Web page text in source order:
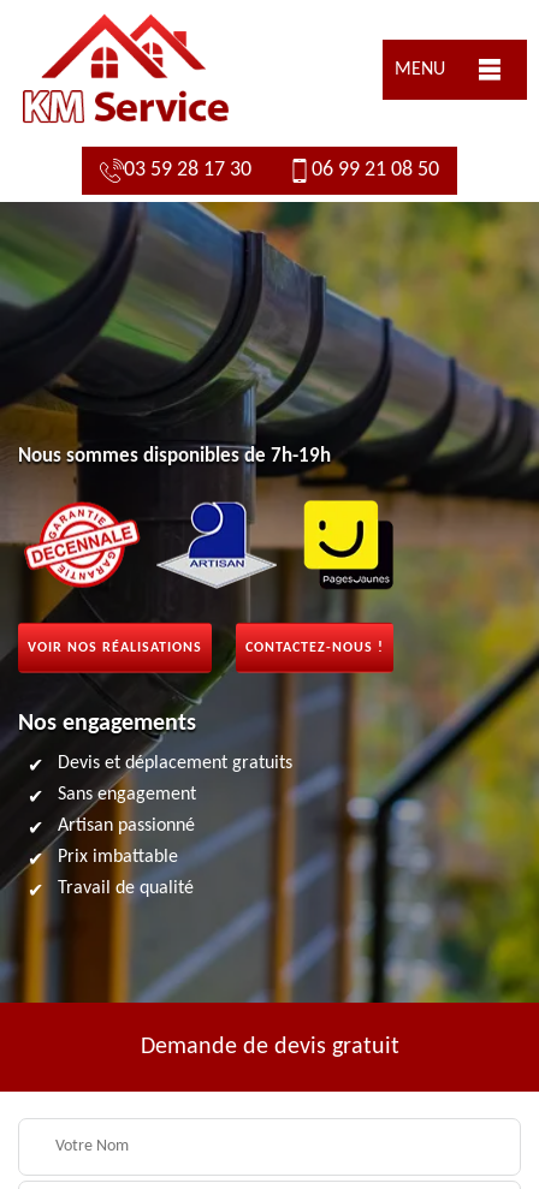
MENU
03 59 28 17 30 06 99 21 08 50
Nous sommes disponibles de 7h-19h
VOIR NOS RÉALISATIONS CONTACTEZ-NOUS !
Nos engagements
Devis et déplacement gratuits
Sans engagement
Artisan passionné
Prix imbattable
Travail de qualité
Demande de devis gratuit